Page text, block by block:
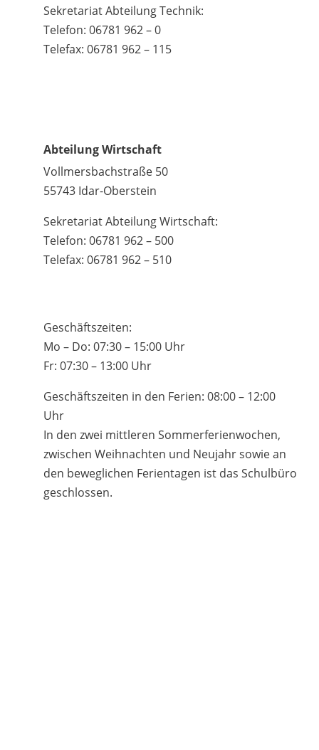
Sekretariat Abteilung Technik:
Telefon: 06781 962 – 0
Telefax: 06781 962 – 115
Abteilung Wirtschaft
Vollmersbachstraße 50
55743 Idar-Oberstein
Sekretariat Abteilung Wirtschaft:
Telefon: 06781 962 – 500
Telefax: 06781 962 – 510
Geschäftszeiten:
Mo – Do: 07:30 – 15:00 Uhr
Fr: 07:30 – 13:00 Uhr
Geschäftszeiten in den Ferien: 08:00 – 12:00
Uhr
In den zwei mittleren Sommerferienwochen,
zwischen Weihnachten und Neujahr sowie an
den beweglichen Ferientagen ist das Schulbüro
geschlossen.